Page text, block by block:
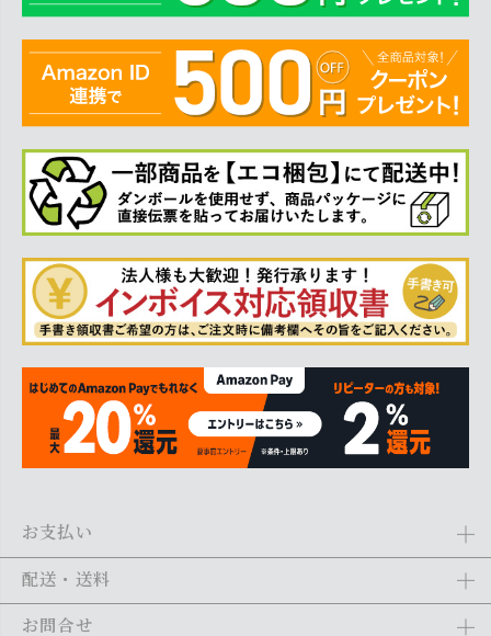
お支払い
Amazon Pay、クレジットカード、代金引換、あと払い(ペイディ)、銀
行振込がご利用になれます。詳しくはご利用ガイドをご利用くださ
い。
配送・送料
全商品送料無料
お問合せ